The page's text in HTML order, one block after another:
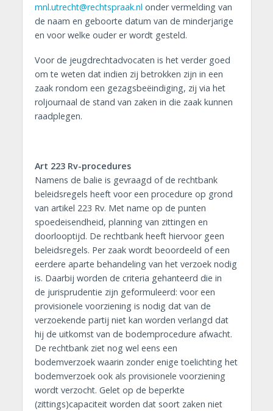
mnl.utrecht@rechtspraak.nl onder vermelding van
de naam en geboorte datum van de minderjarige
en voor welke ouder er wordt gesteld.
Voor de jeugdrechtadvocaten is het verder goed
om te weten dat indien zij betrokken zijn in een
zaak rondom een gezagsbeëindiging, zij via het
roljournaal de stand van zaken in die zaak kunnen
raadplegen.
Art 223 Rv-procedures
Namens de balie is gevraagd of de rechtbank
beleidsregels heeft voor een procedure op grond
van artikel 223 Rv. Met name op de punten
spoedeisendheid, planning van zittingen en
doorlooptijd. De rechtbank heeft hiervoor geen
beleidsregels. Per zaak wordt beoordeeld of een
eerdere aparte behandeling van het verzoek nodig
is. Daarbij worden de criteria gehanteerd die in
de jurisprudentie zijn geformuleerd: voor een
provisionele voorziening is nodig dat van de
verzoekende partij niet kan worden verlangd dat
hij de uitkomst van de bodemprocedure afwacht.
De rechtbank ziet nog wel eens een
bodemverzoek waarin zonder enige toelichting het
bodemverzoek ook als provisionele voorziening
wordt verzocht. Gelet op de beperkte
(zittings)capaciteit worden dat soort zaken niet